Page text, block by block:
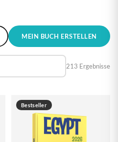
MEIN BUCH ERSTELLEN
213 Ergebnisse
Bestseller